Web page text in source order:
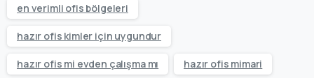
en verimli ofis bölgeleri
hazır ofis kimler için uygundur
hazır ofis mi evden çalışma mı hazır ofis mimari